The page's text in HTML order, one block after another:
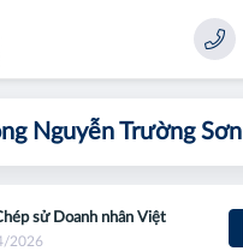
Nguyễn Trường Sơn
sử Doanh nhân Việt
2026